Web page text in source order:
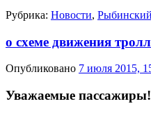
Рубрика: Новости,
о схеме движения
Опубликовано 7 июля 2015,
Уважаемые пассажиры!